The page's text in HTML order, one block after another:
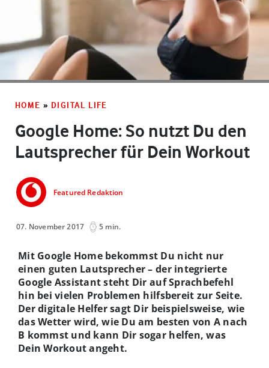
HOME » DIGITAL LIFE
Google Home: So nutzt Du den
Lautsprecher für Dein Workout
Featured Redaktion
07. November 2017 5 min.
Mit Google Home bekommst Du nicht nur
einen guten Lautsprecher – der integrierte
Google Assistant steht Dir auf Sprachbefehl
hin bei vielen Problemen hilfsbereit zur Seite.
Der digitale Helfer sagt Dir beispielsweise, wie
das Wetter wird, wie Du am besten von A nach
B kommst und kann Dir sogar helfen, was
Dein Workout angeht.